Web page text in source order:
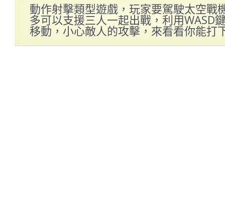
動作射擊類型遊戲，玩家要駕駛太空戰
多可以支援三人一起出戰，利用WASD
移動，小心敵人的攻擊，來看看你能打